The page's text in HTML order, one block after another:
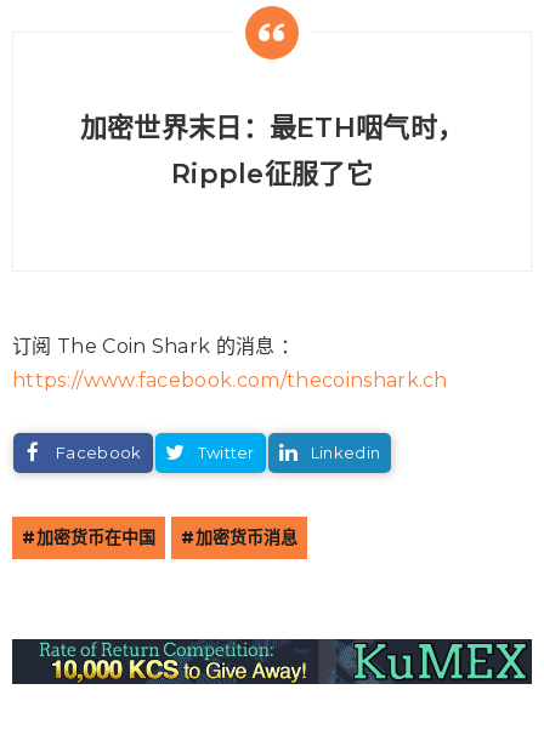
加密世界末日：最ETH咽气时，
Ripple征服了它
订阅 The Coin Shark 的消息 ：
https://www.facebook.com/thecoinshark.ch
Facebook Twitter Linkedin
加密货币在中国 加密货币消息